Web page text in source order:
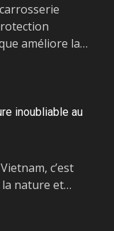
améliore la…
inoubliable au
c’est
la nature et…